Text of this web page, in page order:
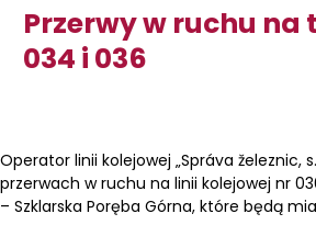
Przerwy w ruchu na
034 i 036
Operator linii kolejowej „Správa železnic,
przerwach w ruchu na linii kolejowej nr
– Szklarska Poręba Górna, które będą